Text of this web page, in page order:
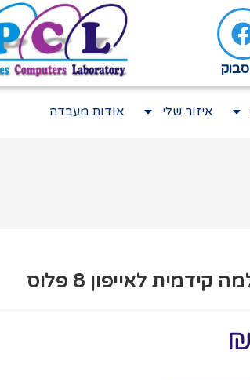
איזור שלי אודות מעבדה
לאייפון 8 פלוס
₪